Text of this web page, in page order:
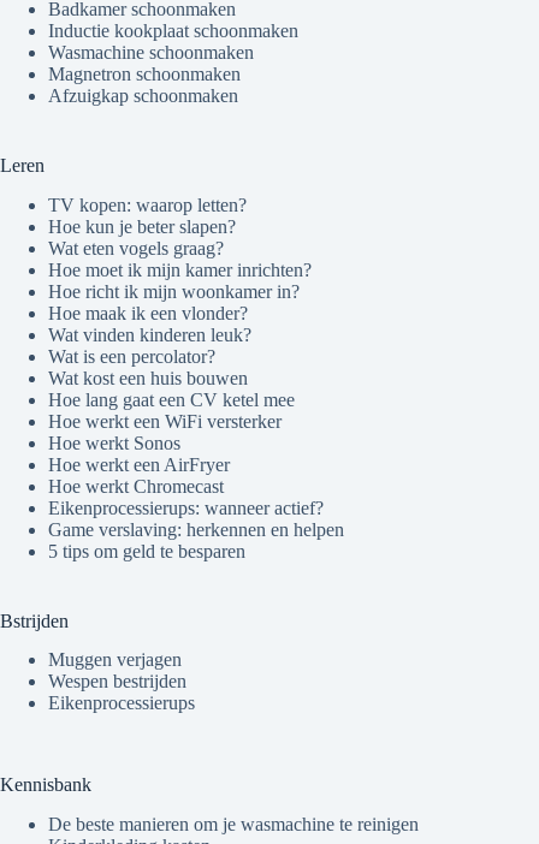
Badkamer schoonmaken
Inductie kookplaat schoonmaken
Wasmachine schoonmaken
Magnetron schoonmaken
Afzuigkap schoonmaken
Leren
TV kopen: waarop letten?
Hoe kun je beter slapen?
Wat eten vogels graag?
Hoe moet ik mijn kamer inrichten?
Hoe richt ik mijn woonkamer in?
Hoe maak ik een vlonder?
Wat vinden kinderen leuk?
Wat is een percolator?
Wat kost een huis bouwen
Hoe lang gaat een CV ketel mee
Hoe werkt een WiFi versterker
Hoe werkt Sonos
Hoe werkt een AirFryer
Hoe werkt Chromecast
Eikenprocessierups: wanneer actief?
Game verslaving: herkennen en helpen
5 tips om geld te besparen
Bstrijden
Muggen verjagen
Wespen bestrijden
Eikenprocessierups
Kennisbank
De beste manieren om je wasmachine te reinigen